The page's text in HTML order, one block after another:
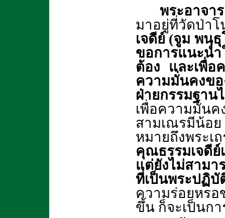
พระอาจา
มาอยู่ที่วัดป่า
เจดีย์ (จูม พนฺ
ขอการแนะนำ
ต้อง และเพื่อ
ความมั่นคงข
ฝ่ายกรรมฐา
เพื่อความมั่น
สามเณรมีน้อ
หมายถึงพระ
คุณธรรมเจดีย์
แต่ยังไม่สามา
ที่เป็นพระปฏิบั
ความร่อยหรอ
ขึ้น ก็จะเป็นก